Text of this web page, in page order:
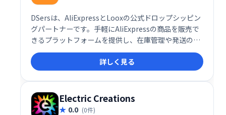
DSersは、AliExpressとLooxの公式ドロップシッピン
グパートナーです。手軽にAliExpressの商品を販売で
きるプラットフォームを提供し、在庫管理や発送の手
間を軽減します。効率的なドロップシッピングビジネ
ス構築をサポートし、売上拡大に貢献します。
詳しく見る
Electric Creations
0.0 (0件)